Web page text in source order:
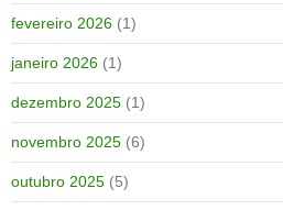
fevereiro 2026 (1)
janeiro 2026 (1)
dezembro 2025 (1)
novembro 2025 (6)
outubro 2025 (5)